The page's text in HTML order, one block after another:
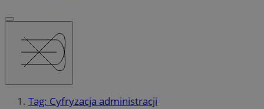
Tag: Cyfryzacja administracji